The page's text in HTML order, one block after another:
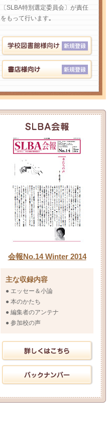
〔SLBA特別選定委員会〕が責任
をもって行います｡
会報No.14 Winter 2014
主な収録内容
● エッセー＆小論
● 本のかたち
● 編集者のアンテナ
● 参加校の声